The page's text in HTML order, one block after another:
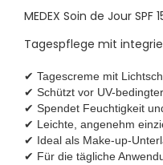
MEDEX Soin de Jour SPF
Tagespflege mit
✔ Tagescreme mit
✔ Schützt vor UV-
✔ Spendet Feuchtigkeit
✔ Leichte, angenehm
✔ Ideal als Make-up-
✔ Für die tägliche